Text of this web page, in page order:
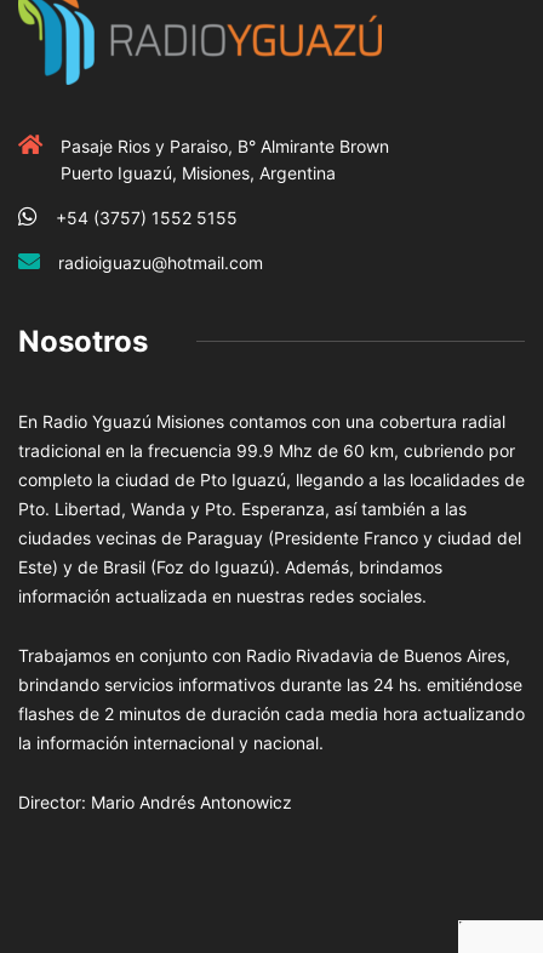
Pasaje Rios y Paraiso, B° Almirante Brown
Puerto Iguazú, Misiones, Argentina
+54 (3757) 1552 5155
radioiguazu@hotmail.com
Nosotros
En Radio Yguazú Misiones contamos con una cobertura radial
tradicional en la frecuencia 99.9 Mhz de 60 km, cubriendo por
completo la ciudad de Pto Iguazú, llegando a las localidades de
Pto. Libertad, Wanda y Pto. Esperanza, así también a las
ciudades vecinas de Paraguay (Presidente Franco y ciudad del
Este) y de Brasil (Foz do Iguazú). Además, brindamos
información actualizada en nuestras redes sociales.
Trabajamos en conjunto con Radio Rivadavia de Buenos Aires,
brindando servicios informativos durante las 24 hs. emitiéndose
flashes de 2 minutos de duración cada media hora actualizando
la información internacional y nacional.
Director: Mario Andrés Antonowicz